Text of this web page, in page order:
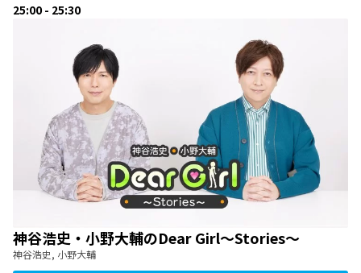
25:00 - 25:30
神谷浩史・小野大輔のDear Girl～Stories～
神谷浩史, 小野大輔